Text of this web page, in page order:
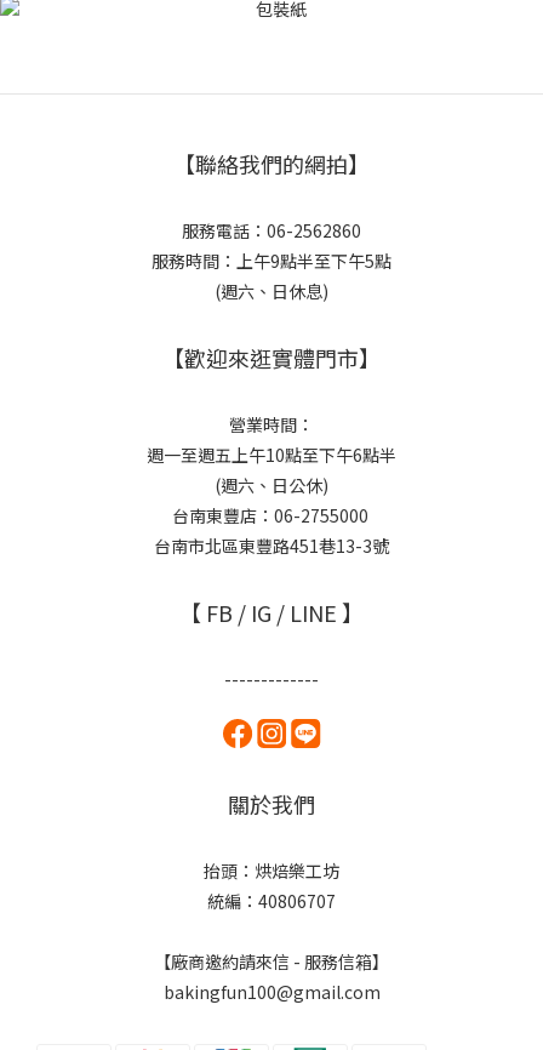
【聯絡我們的網拍】
服務電話：06-2562860
服務時間：上午9點半至下午5點
(週六、日休息)
【歡迎來逛實體門市】
營業時間：
週一至週五上午10點至下午6點半
(週六、日公休)
台南東豐店：06-2755000
台南市北區東豐路451巷13-3號
【 FB / IG / LINE 】
-------------
關於我們
抬頭：烘焙樂工坊
統編：40806707
【廠商邀約請來信 - 服務信箱】
bakingfun100@gmail.com